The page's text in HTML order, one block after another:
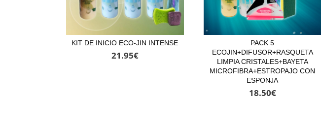
KIT DE INICIO ECO-JIN INTENSE
21.95€
PACK 5
ECOJIN+DIFUSOR+RASQUETA
LIMPIA CRISTALES+BAYETA
MICROFIBRA+ESTROPAJO CON
ESPONJA
18.50€